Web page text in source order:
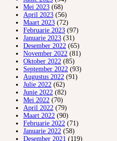
Mei 2023 (68)
April 2023 (56)
Maart 2023 (72)
Februarie 2023 (97)
Januarie 2023 (31)
Desember 2022 (65)
November 2022 (81)
Oktober 2022 (85)
September 2022 (93)
Augustus 2022 (91)
Julie 2022 (62)
Junie 2022 (82)
Mei 2022 (70)
April 2022 (79)
Maart 2022 (90)
Februarie 2022 (71)
Januarie 2022 (58)
Desember 2021 (119)